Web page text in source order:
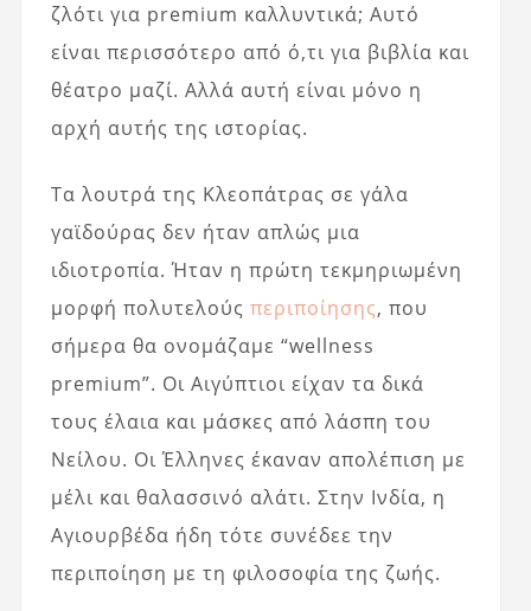
ζλότι για premium καλλυντικά; Αυτό
είναι περισσότερο από ό,τι για βιβλία και
θέατρο μαζί. Αλλά αυτή είναι μόνο η
αρχή αυτής της ιστορίας.
Τα λουτρά της Κλεοπάτρας σε γάλα
γαϊδούρας δεν ήταν απλώς μια
ιδιοτροπία. Ήταν η πρώτη τεκμηριωμένη
μορφή πολυτελούς περιποίησης, που
σήμερα θα ονομάζαμε “wellness
premium”. Οι Αιγύπτιοι είχαν τα δικά
τους έλαια και μάσκες από λάσπη του
Νείλου. Οι Έλληνες έκαναν απολέπιση με
μέλι και θαλασσινό αλάτι. Στην Ινδία, η
Αγιουρβέδα ήδη τότε συνέδεε την
περιποίηση με τη φιλοσοφία της ζωής.